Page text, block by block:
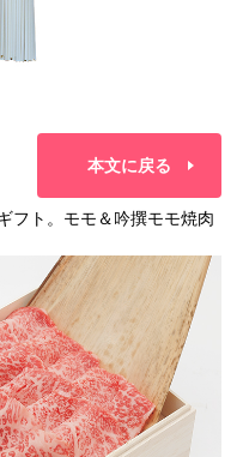
本文に戻る
フト。モモ＆吟撰モモ焼肉